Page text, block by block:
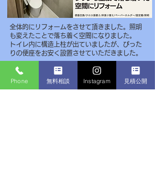
全体的にリフォームをさせて頂きました。照明
も変えたことで落ち着く空間になりました。
​トイレ内に構造上柱が出ていましたが、ぴった
りの便座をお安く設置させていただきました。
Phone 無料相談 Instagram 見積公開